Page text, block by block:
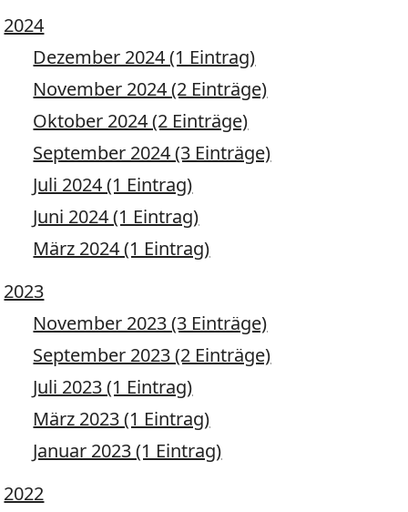
2024
Dezember 2024 (1 Eintrag)
November 2024 (2 Einträge)
Oktober 2024 (2 Einträge)
September 2024 (3 Einträge)
Juli 2024 (1 Eintrag)
Juni 2024 (1 Eintrag)
März 2024 (1 Eintrag)
2023
November 2023 (3 Einträge)
September 2023 (2 Einträge)
Juli 2023 (1 Eintrag)
März 2023 (1 Eintrag)
Januar 2023 (1 Eintrag)
2022